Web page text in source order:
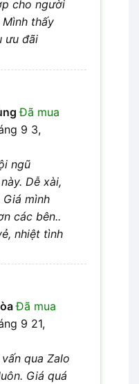
cho người
thấy
ưu đãi
Đã mua
9 3,
ngũ
Dễ xài,
Giá mình
các bên..
nhiệt tình
Đã mua
9 21,
qua Zalo
Giá quá